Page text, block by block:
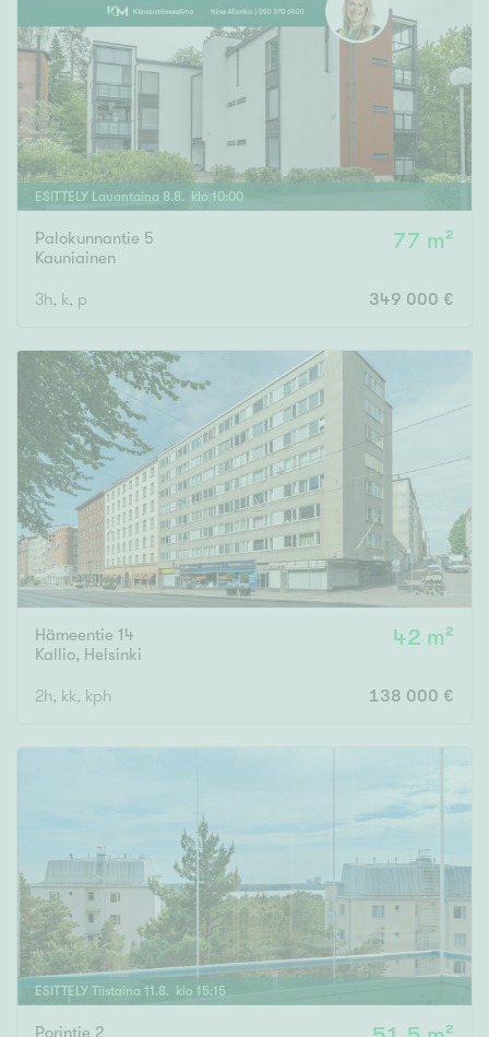
ESITTELY Lauantaina 8.8. klo 10:00
Palokunnantie 5
Kauniainen
77 m²
3h, k, p 349 000 €
Hämeentie 14
Kallio, Helsinki
42 m²
2h, kk, kph 138 000 €
ESITTELY Tiistaina 11 .8. klo 15:15
Porintie 2